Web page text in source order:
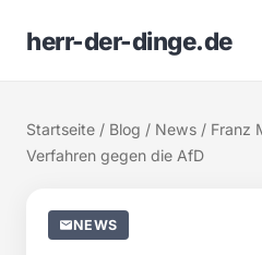
herr-der-dinge.de
Startseite / Blog / News / Franz
Verfahren gegen die AfD
NEWS